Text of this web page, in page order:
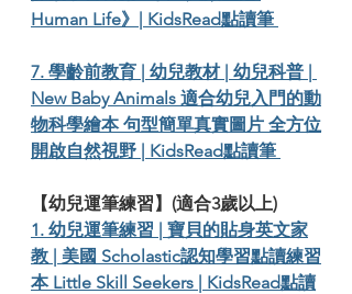
Human Life》| KidsRead點讀筆
7. 學齡前教育 | 幼兒教材 | 幼兒科普 |
New Baby Animals 適合幼兒入門的動
物科學繪本 句型簡單真實圖片 全方位
開啟自然視野 | KidsRead點讀筆
【幼兒運筆練習】(適合3歲以上)
1. 幼兒運筆練習 | 寶貝的貼身英文家
教 | 美國 Scholastic認知學習點讀練習
本 Little Skill Seekers | KidsRead點讀